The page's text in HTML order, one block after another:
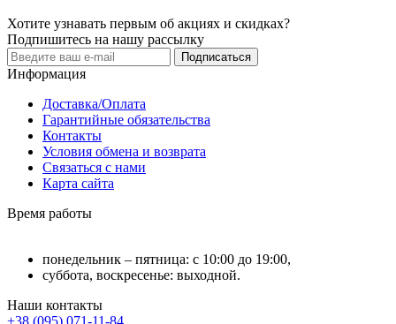
Хотите узнавать первым об акциях и скидках?
Подпишитесь на нашу рассылку
Подписаться
Информация
Доставка/Оплата
Гарантийные обязательства
Контакты
Условия обмена и возврата
Связаться с нами
Карта сайта
Время работы
понедельник – пятница: с 10:00 до 19:00,
суббота, воскресенье: выходной.
Наши контакты
+38 (095) 071-11-84